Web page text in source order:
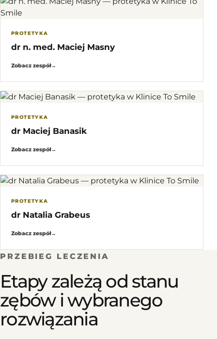
PROTETYKA
dr n. med. Maciej Masny
Zobacz zespół→
PROTETYKA
dr Maciej Banasik
Zobacz zespół→
PROTETYKA
dr Natalia Grabeus
Zobacz zespół→
PRZEBIEG LECZENIA
Etapy zależą od stanu
zębów i wybranego
rozwiązania